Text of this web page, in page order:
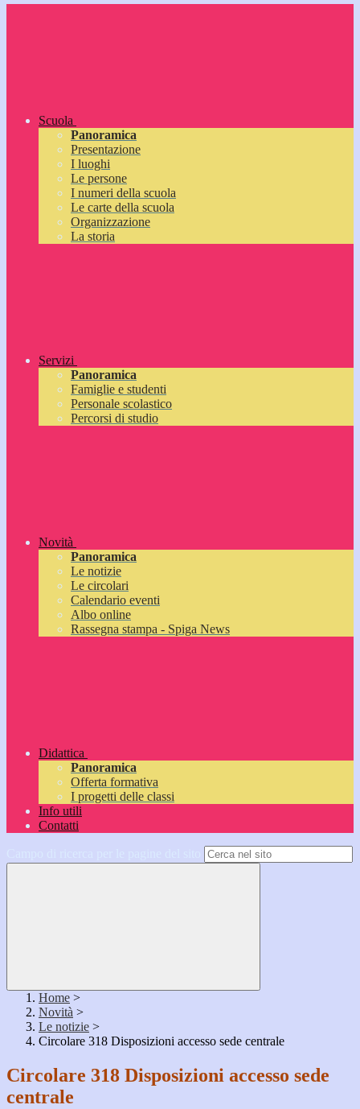
Scuola
Panoramica
Presentazione
I luoghi
Le persone
I numeri della scuola
Le carte della scuola
Organizzazione
La storia
Servizi
Panoramica
Famiglie e studenti
Personale scolastico
Percorsi di studio
Novità
Panoramica
Le notizie
Le circolari
Calendario eventi
Albo online
Rassegna stampa - Spiga News
Didattica
Panoramica
Offerta formativa
I progetti delle classi
Info utili
Contatti
Home >
Novità >
Le notizie >
Circolare 318 Disposizioni accesso sede centrale
Circolare 318 Disposizioni accesso sede
centrale